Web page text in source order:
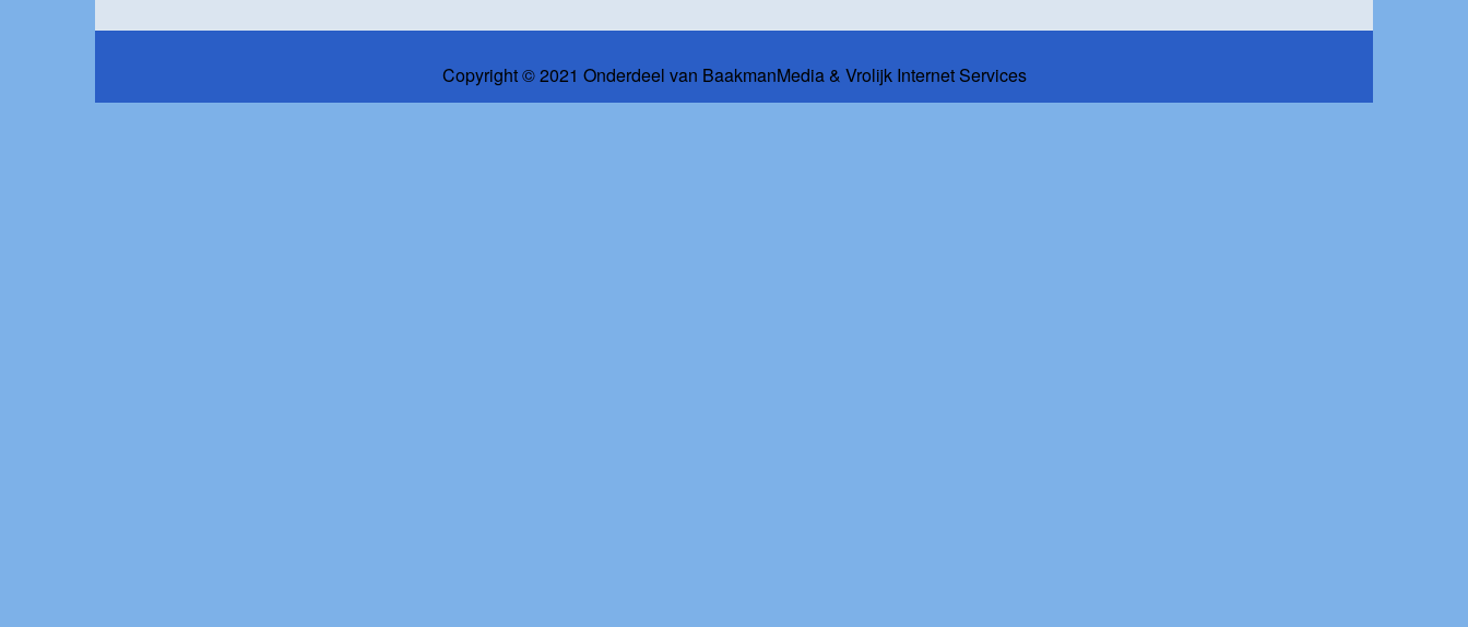
Copyright © 2021 Onderdeel van BaakmanMedia& Vrolijk Internet Services